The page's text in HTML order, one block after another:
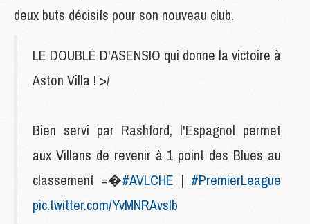
deux buts décisifs pour son nouveau club.
LE DOUBLÉ D'ASENSIO qui donne la victoire à
Aston Villa ! >/
Bien servi par Rashford, l'Espagnol permet
aux Villans de revenir à 1 point des Blues au
classement =�#AVLCHE | #PremierLeague
pic.twitter.com/YvMNRAvsIb